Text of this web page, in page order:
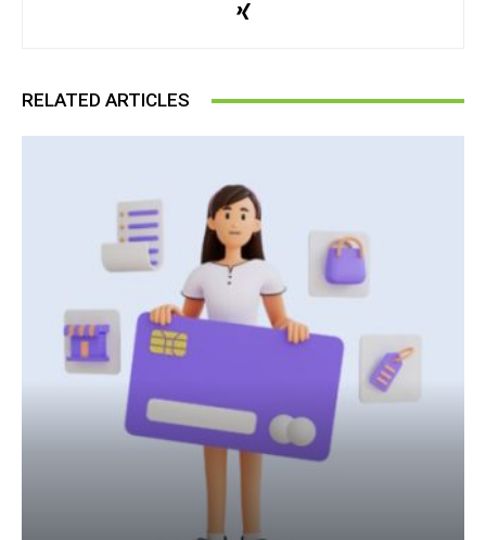
RELATED ARTICLES